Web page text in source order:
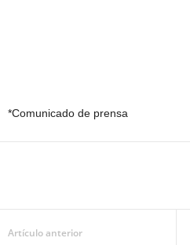
*Comunicado de prensa
Artículo anterior